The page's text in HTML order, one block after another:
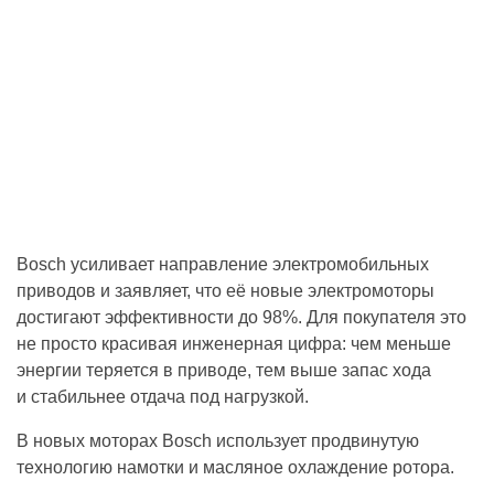
Bosch усиливает направление электромобильных
приводов и заявляет, что её новые электромоторы
достигают эффективности до 98%. Для покупателя это
не просто красивая инженерная цифра: чем меньше
энергии теряется в приводе, тем выше запас хода
и стабильнее отдача под нагрузкой.
В новых моторах Bosch использует продвинутую
технологию намотки и масляное охлаждение ротора.